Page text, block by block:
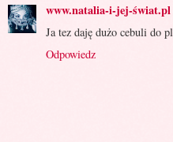
www.natalia-i-jej-świat.pl
Ja tez daję dużo cebuli do
Odpowiedz